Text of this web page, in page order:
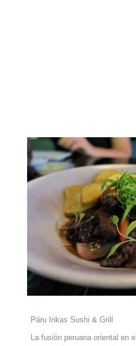
Páru Inkas Sushi & Grill
La fusión peruana oriental en el